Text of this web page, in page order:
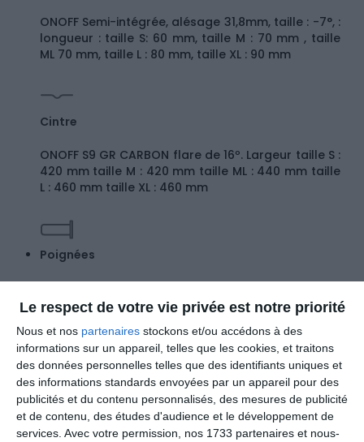
Le respect de votre vie privée est notre priorité
Nous et nos partenaires stockons et/ou accédons à des
informations sur un appareil, telles que les cookies, et traitons
des données personnelles telles que des identifiants uniques et
des informations standards envoyées par un appareil pour des
publicités et du contenu personnalisés, des mesures de publicité
et de contenu, des études d'audience et le développement de
services. Avec votre permission, nos 1733 partenaires et nous-
ONOFF Semi-intégrée, alésage 31,8mm, taille : -7°, :
longueur : taille S: 60 mm, taille M : 70 mm , taille
ML 70 mm, taille L : 80 mm, taille XL : 90 mm
Cintre
ONOFF S9 GR CARBON flare de 16º. Largeur taille S :
420 mm taille M : 420 mm taille ML : 440 mm taille
L : 460 mm taille XL : 460 mm
Poignées
Tige de selle
ONOFF S9 Carbon 15-R, diamètre 27,2 mm,
longueur : taille S: 400 mm, taille M : 400 mm , taille
ML 400 mm, taille L : 450 m, taille XL : 450 mm